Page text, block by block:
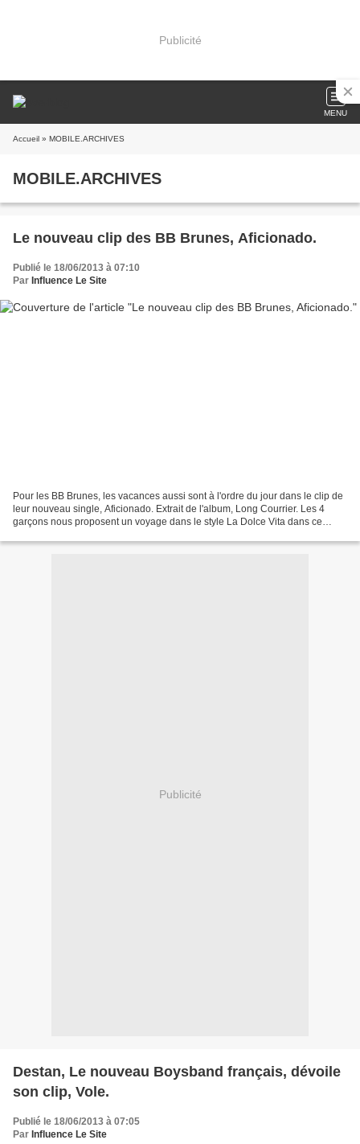
Publicité
MENU
Accueil » MOBILE.ARCHIVES
MOBILE.ARCHIVES
Le nouveau clip des BB Brunes, Aficionado.
Publié le 18/06/2013 à 07:10
Par Influence Le Site
Pour les BB Brunes, les vacances aussi sont à l'ordre du jour dans le clip de
leur nouveau single, Aficionado. Extrait de l'album, Long Courrier. Les 4
garçons nous proposent un voyage dans le style La Dolce Vita dans ce
Publicité
Destan, Le nouveau Boysband français, dévoile
son clip, Vole.
Publié le 18/06/2013 à 07:05
Par Influence Le Site